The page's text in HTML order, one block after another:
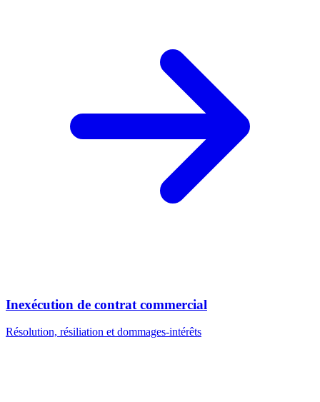
Inexécution de contrat commercial
Résolution, résiliation et dommages-intérêts